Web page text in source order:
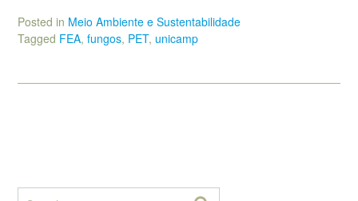
Posted in Meio Ambiente e Sustentabilidade
Tagged FEA, fungos, PET, unicamp